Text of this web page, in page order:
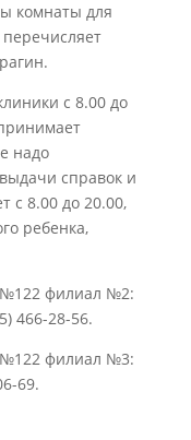
комнаты для
с 8.00 до
надо
справок и
с 8.00 до 20.00,
ребенка,
№122 филиал №2:
466-28-56.
№122 филиал №3:
69.